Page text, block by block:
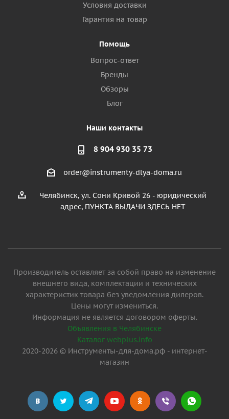
Условия доставки
Гарантия на товар
Помощь
Вопрос-ответ
Бренды
Обзоры
Блог
Наши контакты
8 904 930 35 73
order@instrumenty-dlya-doma.ru
Челябинск, ул. Сони Кривой 26 - юридический
адрес, ПУНКТА ВЫДАЧИ ЗДЕСЬ НЕТ
Производитель оставляет за собой право на изменение
внешнего вида, комплектации и технических
характеристик товара без уведомления дилеров.
Цены могут измениться.
Информация не является договором оферты.
Объявления в Челябинске
Каталог webplus.info
2020-2026 © Инструменты-для-дома.рф - интернет-
магазин